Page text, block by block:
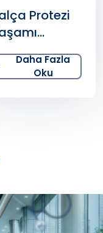
Protezi
Daha Fazla
Oku